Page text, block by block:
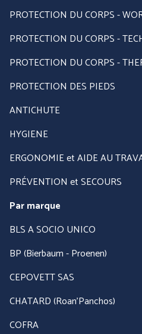
ANTICHUTE
ERGONOMIE et AIDE AU
TRAVAIL
Par marque :
PROTECTION DU CORPS -
PROTECTION DU CORPS -
PROTECTION DU CORPS -
PROTECTION DES PIEDS
ANTICHUTE
HYGIENE
ERGONOMIE et AIDE AU
PRÉVENTION et SECOURS
Par marque
BLS A SOCIO UNICO
BP (Bierbaum - Proenen)
CEPOVETT SAS
CHATARD (Roan'Panchos)
COFRA